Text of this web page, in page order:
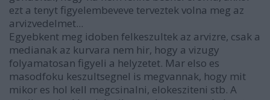
ezt a tenyt figyelembeveve terveztek volna meg az
arvizvedelmet...
Egyebkent meg idoben felkeszultek az arvizre, csak a
medianak az kurvara nem hir, hogy a vizugy
folyamatosan figyeli a helyzetet. Mar elso es
masodfoku keszultsegnel is megvannak, hogy mit
mikor es hol kell megcsinalni, elokesziteni stb. A